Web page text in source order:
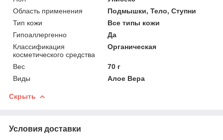
Область применения
Подмышки, Тело, Ступни
Тип кожи
Все типы кожи
Гипоаллергенно
Да
Классификация
косметического средства
Органическая
Вес
70 г
Виды
Алое Вера
Скрыть
Условия доставки